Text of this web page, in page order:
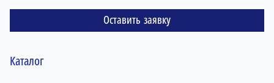
Оставить заявку
Каталог